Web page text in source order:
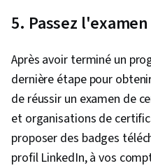
5. Passez
Après avoir terminé un
dernière étape pour
de réussir un examen de
et organisations de
proposer des badges
profil LinkedIn, à vos